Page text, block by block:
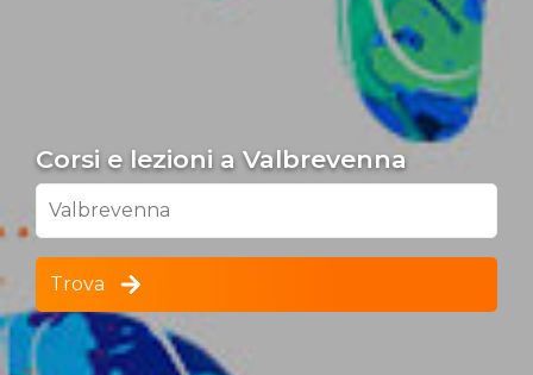
Corsi e lezioni a Valbrevenna
Valbrevenna
Trova